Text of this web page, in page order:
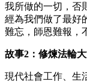
我所做的一切，否
經為我們做了最好
難忘，師恩難報，
故事2：修煉法輪
現代社會工作、生